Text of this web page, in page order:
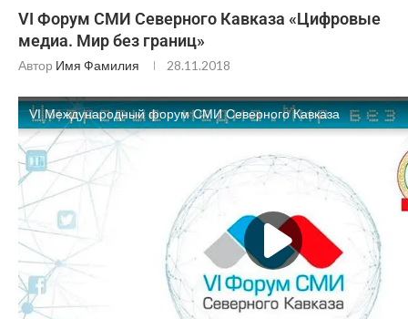
VI Форум СМИ Северного Кавказа «Цифровые
медиа. Мир без границ»
Автор Имя Фамилия 28.11.2018